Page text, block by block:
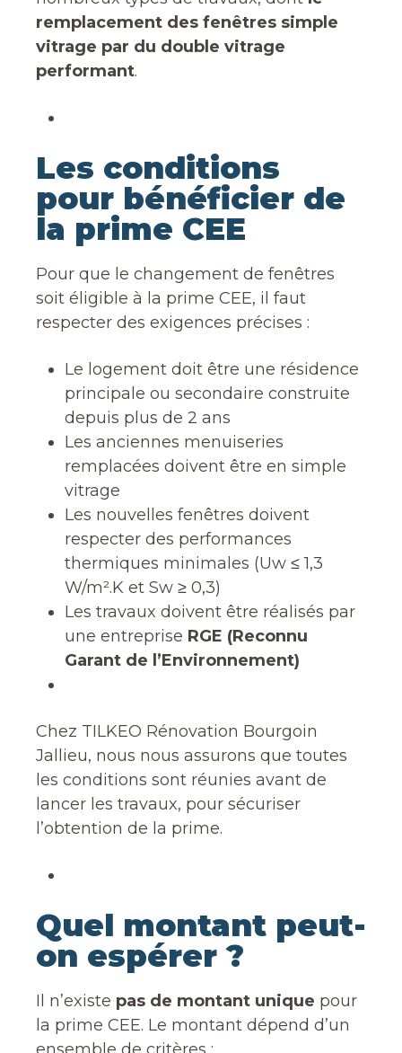
remplacement des fenêtres simple
vitrage par du double vitrage
performant.
Les conditions
pour bénéficier de
la prime CEE
Pour que le changement de fenêtres
soit éligible à la prime CEE, il faut
respecter des exigences précises :
Le logement doit être une résidence
principale ou secondaire construite
depuis plus de 2 ans
Les anciennes menuiseries
remplacées doivent être en simple
vitrage
Les nouvelles fenêtres doivent
respecter des performances
thermiques minimales (Uw ≤ 1,3
W/m².K et Sw ≥ 0,3)
Les travaux doivent être réalisés par
une entreprise RGE (Reconnu
Garant de l’Environnement)
Chez TILKEO Rénovation Bourgoin
Jallieu, nous nous assurons que toutes
les conditions sont réunies avant de
lancer les travaux, pour sécuriser
l’obtention de la prime.
Quel montant peut-
on espérer ?
Il n’existe pas de montant unique pour
la prime CEE. Le montant dépend d’un